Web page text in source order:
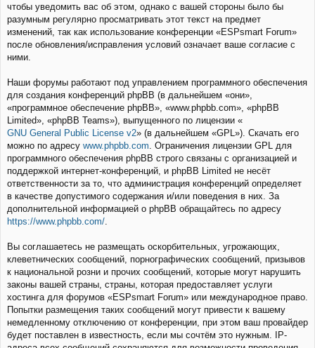
чтобы уведомить вас об этом, однако с вашей стороны было бы
разумным регулярно просматривать этот текст на предмет
изменений, так как использование конференции «ESPsmart Forum»
после обновления/исправления условий означает ваше согласие с
ними.
Наши форумы работают под управлением программного обеспечения
для создания конференций phpBB (в дальнейшем «они»,
«программное обеспечение phpBB», «www.phpbb.com», «phpBB
Limited», «phpBB Teams»), выпущенного по лицензии «
GNU General Public License v2» (в дальнейшем «GPL»). Скачать его
можно по адресу www.phpbb.com . Ограничения лицензии GPL для
программного обеспечения phpBB строго связаны с организацией и
поддержкой интернет-конференций, и phpBB Limited не несёт
ответственности за то, что администрация конференций определяет
в качестве допустимого содержания и/или поведения в них. За
дополнительной информацией о phpBB обращайтесь по адресу
https://www.phpbb.com/
Вы соглашаетесь не размещать оскорбительных, угрожающих,
клеветнических сообщений, порнографических сообщений, призывов
к национальной розни и прочих сообщений, которые могут нарушить
законы вашей страны, страны, которая предоставляет услуги
хостинга для форумов «ESPsmart Forum» или международное право.
Попытки размещения таких сообщений могут привести к вашему
немедленному отключению от конференции, при этом ваш провайдер
будет поставлен в известность, если мы сочтём это нужным. IP-